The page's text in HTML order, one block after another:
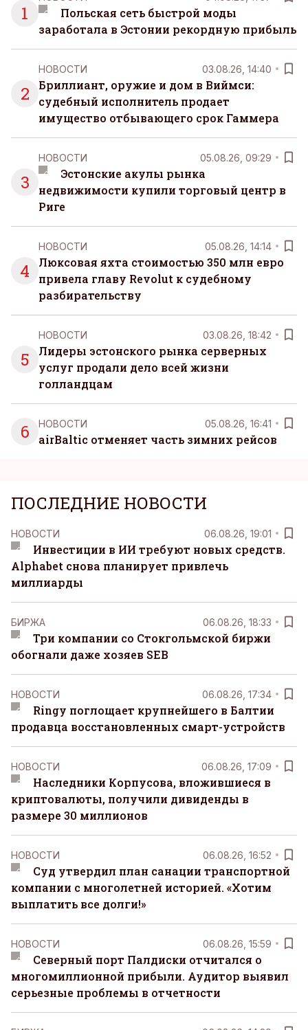
1
Польская сеть быстрой моды
заработала в Эстонии рекордную прибыль
2
НОВОСТИ 03.08.26, 14:40
Бриллиант, оружие и дом в Виймси:
судебный исполнитель продает
имущество отбывающего срок Гаммера
3
НОВОСТИ 05.08.26, 09:29
Эстонские акулы рынка
недвижимости купили торговый центр в
Риге
4
НОВОСТИ 05.08.26, 14:14
Люксовая яхта стоимостью 350 млн евро
привела главу Revolut к судебному
разбирательству
5
НОВОСТИ 03.08.26, 18:42
Лидеры эстонского рынка серверных
услуг продали дело всей жизни
голландцам
6 НОВОСТИ 05.08.26, 16:41
airBaltic отменяет часть зимних рейсов
ПОСЛЕДНИЕ НОВОСТИ
НОВОСТИ 06.08.26, 19:01
Инвестиции в ИИ требуют новых средств.
Alphabet снова планирует привлечь
миллиарды
БИРЖА 06.08.26, 18:33
Три компании со Стокгольмской биржи
обогнали даже хозяев SEB
НОВОСТИ 06.08.26, 17:34
Ringy поглощает крупнейшего в Балтии
продавца восстановленных смарт-устройств
НОВОСТИ 06.08.26, 17:09
Наследники Корпусова, вложившиеся в
криптовалюты, получили дивиденды в
размере 30 миллионов
НОВОСТИ 06.08.26, 16:52
Суд утвердил план санации транспортной
компании с многолетней историей. «Хотим
выплатить все долги!»
НОВОСТИ 06.08.26, 15:59
Северный порт Палдиски отчитался о
многомиллионной прибыли. Аудитор выявил
серьезные проблемы в отчетности